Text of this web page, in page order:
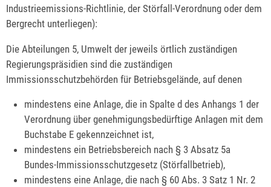
Industrieemissions-Richtlinie, der Störfall-Verordnung oder dem
Bergrecht unterliegen):
Die Abteilungen 5, Umwelt der jeweils örtlich zuständigen
Regierungspräsidien sind die zuständigen
Immissionsschutzbehörden für Betriebsgelände, auf denen
mindestens eine Anlage, die in Spalte d des Anhangs 1 der
Verordnung über genehmigungsbedürftige Anlagen mit dem
Buchstabe E gekennzeichnet ist,
mindestens ein Betriebsbereich nach § 3 Absatz 5a
Bundes-Immissionsschutzgesetz (Störfallbetrieb),
mindestens eine Anlage, die nach § 60 Abs. 3 Satz 1 Nr. 2